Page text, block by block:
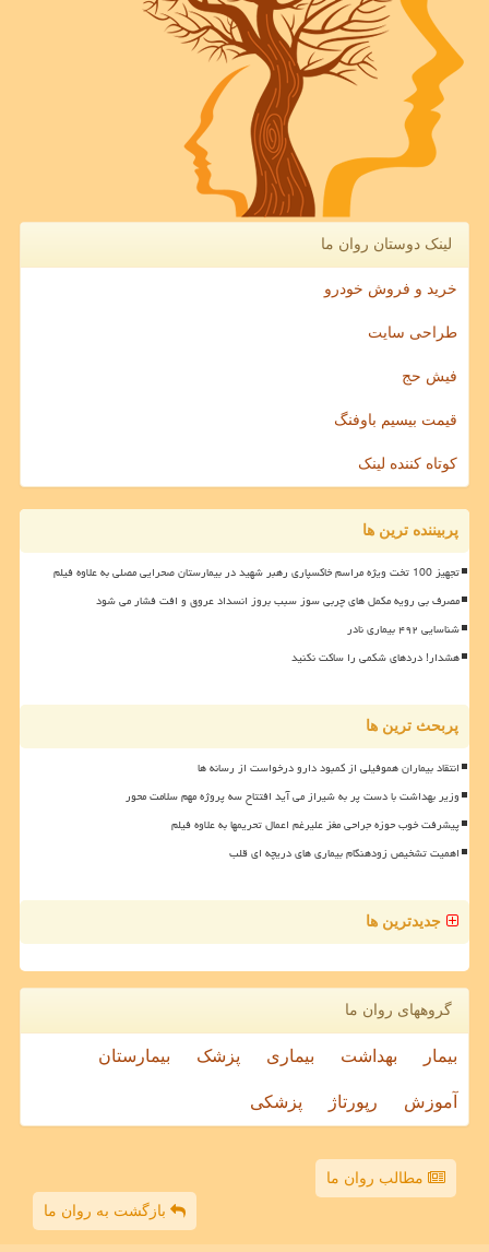
لینک دوستان روان ما
خرید و فروش خودرو
طراحی سایت
فیش حج
قیمت بیسیم باوفنگ
کوتاه کننده لینک
پربیننده ترین ها
تجهیز 100 تخت ویژه مراسم خاکسپاری رهبر شهید در بیمارستان صحرایی مصلی به علاوه فیلم
مصرف بی رویه مکمل های چربی سوز سبب بروز انسداد عروق و افت فشار می شود
شناسایی ۴۹۲ بیماری نادر
هشدار! دردهای شکمی را ساکت نکنید
پربحث ترین ها
انتقاد بیماران هموفیلی از کمبود دارو درخواست از رسانه ها
وزیر بهداشت با دست پر به شیراز می آید افتتاح سه پروژه مهم سلامت محور
پیشرفت خوب حوزه جراحی مغز علیرغم اعمال تحریمها به علاوه فیلم
اهمیت تشخیص زودهنگام بیماری های دریچه ای قلب
جدیدترین ها
گروههای روان ما
بیمار بهداشت بیماری پزشک بیمارستان
آموزش رپورتاژ پزشکی
مطالب روان ما
بازگشت به روان ما